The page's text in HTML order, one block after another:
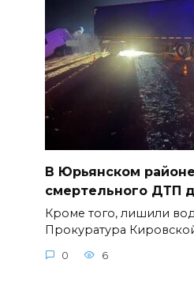
В Юрьянском
смертельного ДТП
Кроме того, лишили
Прокуратура
0 6